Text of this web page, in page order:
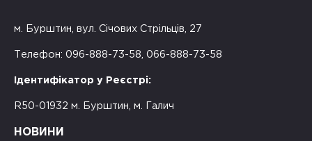
м. Бурштин, вул. Січових Стрільців, 27
Телефон: 096-888-73-58, 066-888-73-58
Ідентифікатор у Реєстрі:
R50-01932 м. Бурштин, м. Галич
НОВИНИ